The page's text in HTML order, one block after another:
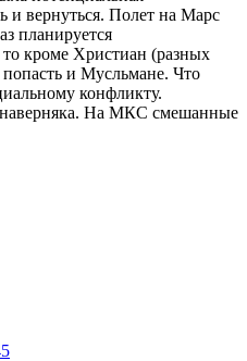
и вернуться. Полет на Марс
планируется
кроме Христиан (разных
и Мусльмане. Что
конфликту.
На МКС смешанные